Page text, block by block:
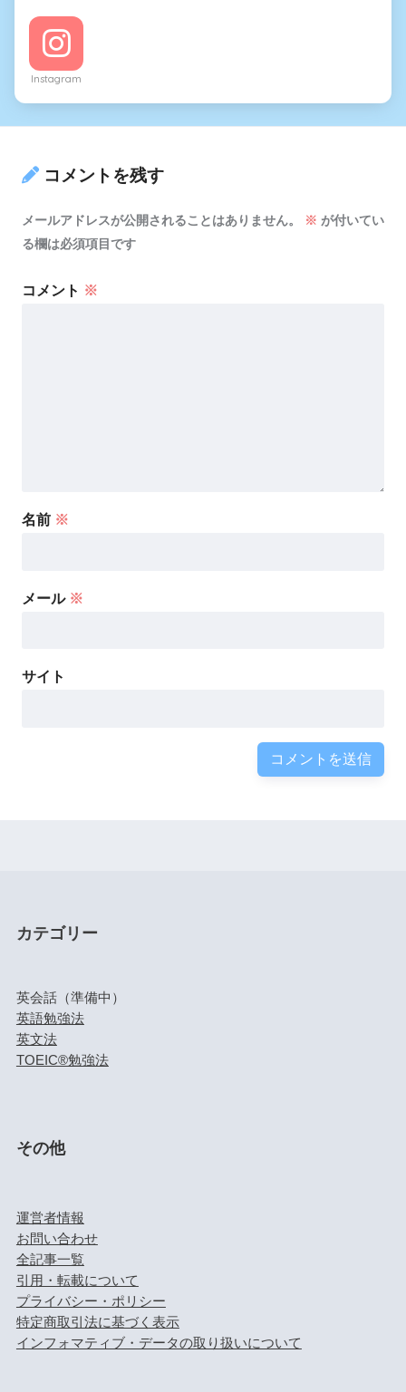
Instagram
コメントを残す
メールアドレスが公開されることはありません。 ※ が付いてい
る欄は必須項目です
コメント ※
名前 ※
メール ※
サイト
カテゴリー
英会話（準備中）
英語勉強法
英文法
TOEIC®勉強法
その他
運営者情報
お問い合わせ
全記事一覧
引用・転載について
プライバシー・ポリシー
特定商取引法に基づく表示
インフォマティブ・データの取り扱いについて